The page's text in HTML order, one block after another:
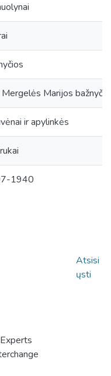
Mergelės Marijos
ir apylinkės
1940
Atsisi
ųsti